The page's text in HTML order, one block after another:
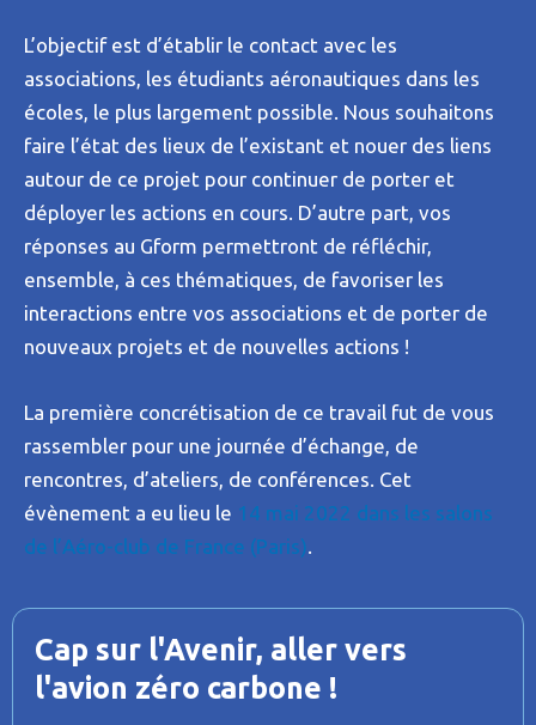
L’objectif est d’établir le contact avec les
associations, les étudiants aéronautiques dans les
écoles, le plus largement possible. Nous souhaitons
faire l’état des lieux de l’existant et nouer des liens
autour de ce projet pour continuer de porter et
déployer les actions en cours. D’autre part, vos
réponses au Gform permettront de réfléchir,
ensemble, à ces thématiques, de favoriser les
interactions entre vos associations et de porter de
nouveaux projets et de nouvelles actions !
La première concrétisation de ce travail fut de vous
rassembler pour une journée d’échange, de
rencontres, d’ateliers, de conférences. Cet
évènement a eu lieu le 14 mai 2022 dans les salons
de l’Aéro-club de France (Paris).
Cap sur l'Avenir, aller vers
l'avion zéro carbone !